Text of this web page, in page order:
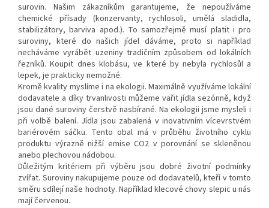
surovin. Našim zákazníkům garantujeme, že nepoužíváme
chemické přísady (konzervanty, rychlosoli, umělá sladidla,
stabilizátory, barviva apod.). To samozřejmě musí platit i pro
suroviny, které do našich jídel dáváme, proto si například
necháváme vyrábět uzeniny tradičním způsobem od lokálních
řezníků. Koupit dnes klobásu, ve které by nebyla rychlosůl a
lepek, je prakticky nemožné.
Kromě kvality myslíme i na ekologii. Maximálně využíváme lokální
dodavatele a díky trvanlivosti můžeme vařit jídla sezónně, když
jsou dané suroviny čerstvě nasbírané. Na ekologii jsme mysleli i
při volbě balení. Jídla jsou zabalená v inovativním vícevrstvém
bariérovém sáčku. Tento obal má v průběhu životního cyklu
produktu výrazně nižší emise CO2 v porovnání se skleněnou
anebo plechovou nádobou.
Důležitým kritériem při výběru jsou dobré životní podmínky
zvířat. Suroviny nakupujeme pouze od dodavatelů, kteří v tomto
směru sdílejí naše hodnoty. Například klecové chovy slepic u nás
mají červenou.